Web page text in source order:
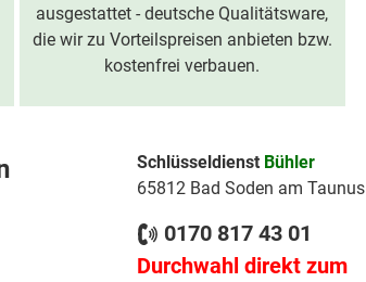
ausgestattet - deutsche Qualitätsware,
die wir zu Vorteilspreisen anbieten bzw.
kostenfrei verbauen.
Schlüsseldienst Bühler
65812 Bad Soden am Taunus
0170 817 43 01
Durchwahl direkt zum